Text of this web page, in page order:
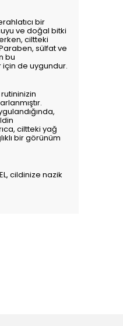
bir
ve doğal bitki
ciltteki
sülfat ve
bu
de uygundur.
ciltteki yağ
bir görünüm
cildinize nazik